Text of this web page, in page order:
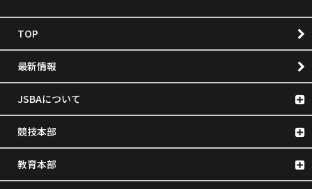
TOP
最新情報
JSBAについて
競技本部
教育本部